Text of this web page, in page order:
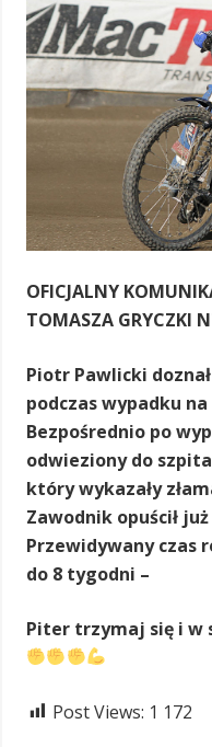
OFICJALNY
TOMASZA GRYCZKI
Piotr Pawlicki
podczas wypadku
Bezpośrednio po
odwieziony do
który wykazały
Zawodnik opuścił
Przewidywany czas
do 8 tygodni –
Piter trzymaj się i w
Post Views: 1 172